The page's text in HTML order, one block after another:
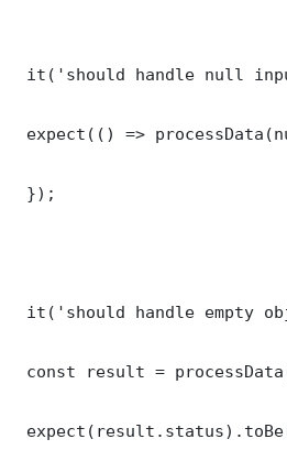
it('should handle null
expect(() =>
});
it('should handle empty
const result =